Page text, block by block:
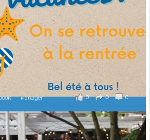
!
2026 : avec l'Isep, investissez pour
au service de l'humain !
formons des ingénieurs, des bachelors, des
qui allient excellence technologique et
au cœur de notre pro
0 0 0
· Partager
à Genève 🚀